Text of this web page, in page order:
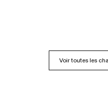
Voir toutes les